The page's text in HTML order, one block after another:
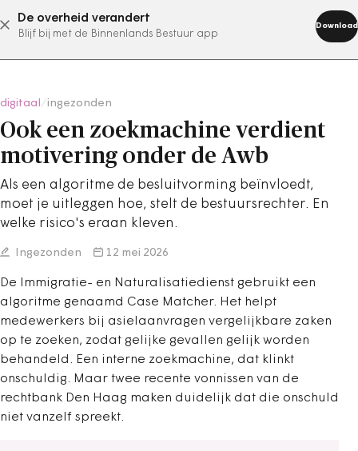
De overheid verandert
Blijf bij met de Binnenlands Bestuur app
Download
abonneer nu
digitaal ingezonden
Ook een zoekmachine verdient
motivering onder de Awb
Als een algoritme de besluitvorming beïnvloedt,
moet je uitleggen hoe, stelt de bestuursrechter. En
welke risico's eraan kleven.
Ingezonden 12 mei 2026
De Immigratie- en Naturalisatiedienst gebruikt een
algoritme genaamd Case Matcher. Het helpt
medewerkers bij asielaanvragen vergelijkbare zaken
op te zoeken, zodat gelijke gevallen gelijk worden
behandeld. Een interne zoekmachine, dat klinkt
onschuldig. Maar twee recente vonnissen van de
rechtbank Den Haag maken duidelijk dat die onschuld
niet vanzelf spreekt.